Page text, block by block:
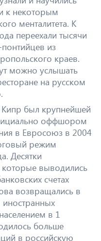
к некоторым
менталитета. К
переехали тысячи
из
краев.
можно услышать
на русском
был крупнейшей
оффшором
в Евросоюз в 2004
режим
Десятки
выводились
счетах
возвращались в
в 1
больше
в российскую